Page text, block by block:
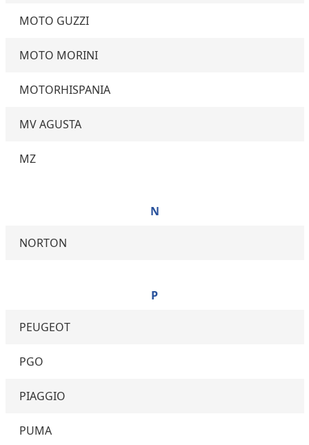
MOTO GUZZI
MOTO MORINI
MOTORHISPANIA
MV AGUSTA
MZ
N
NORTON
P
PEUGEOT
PGO
PIAGGIO
PUMA